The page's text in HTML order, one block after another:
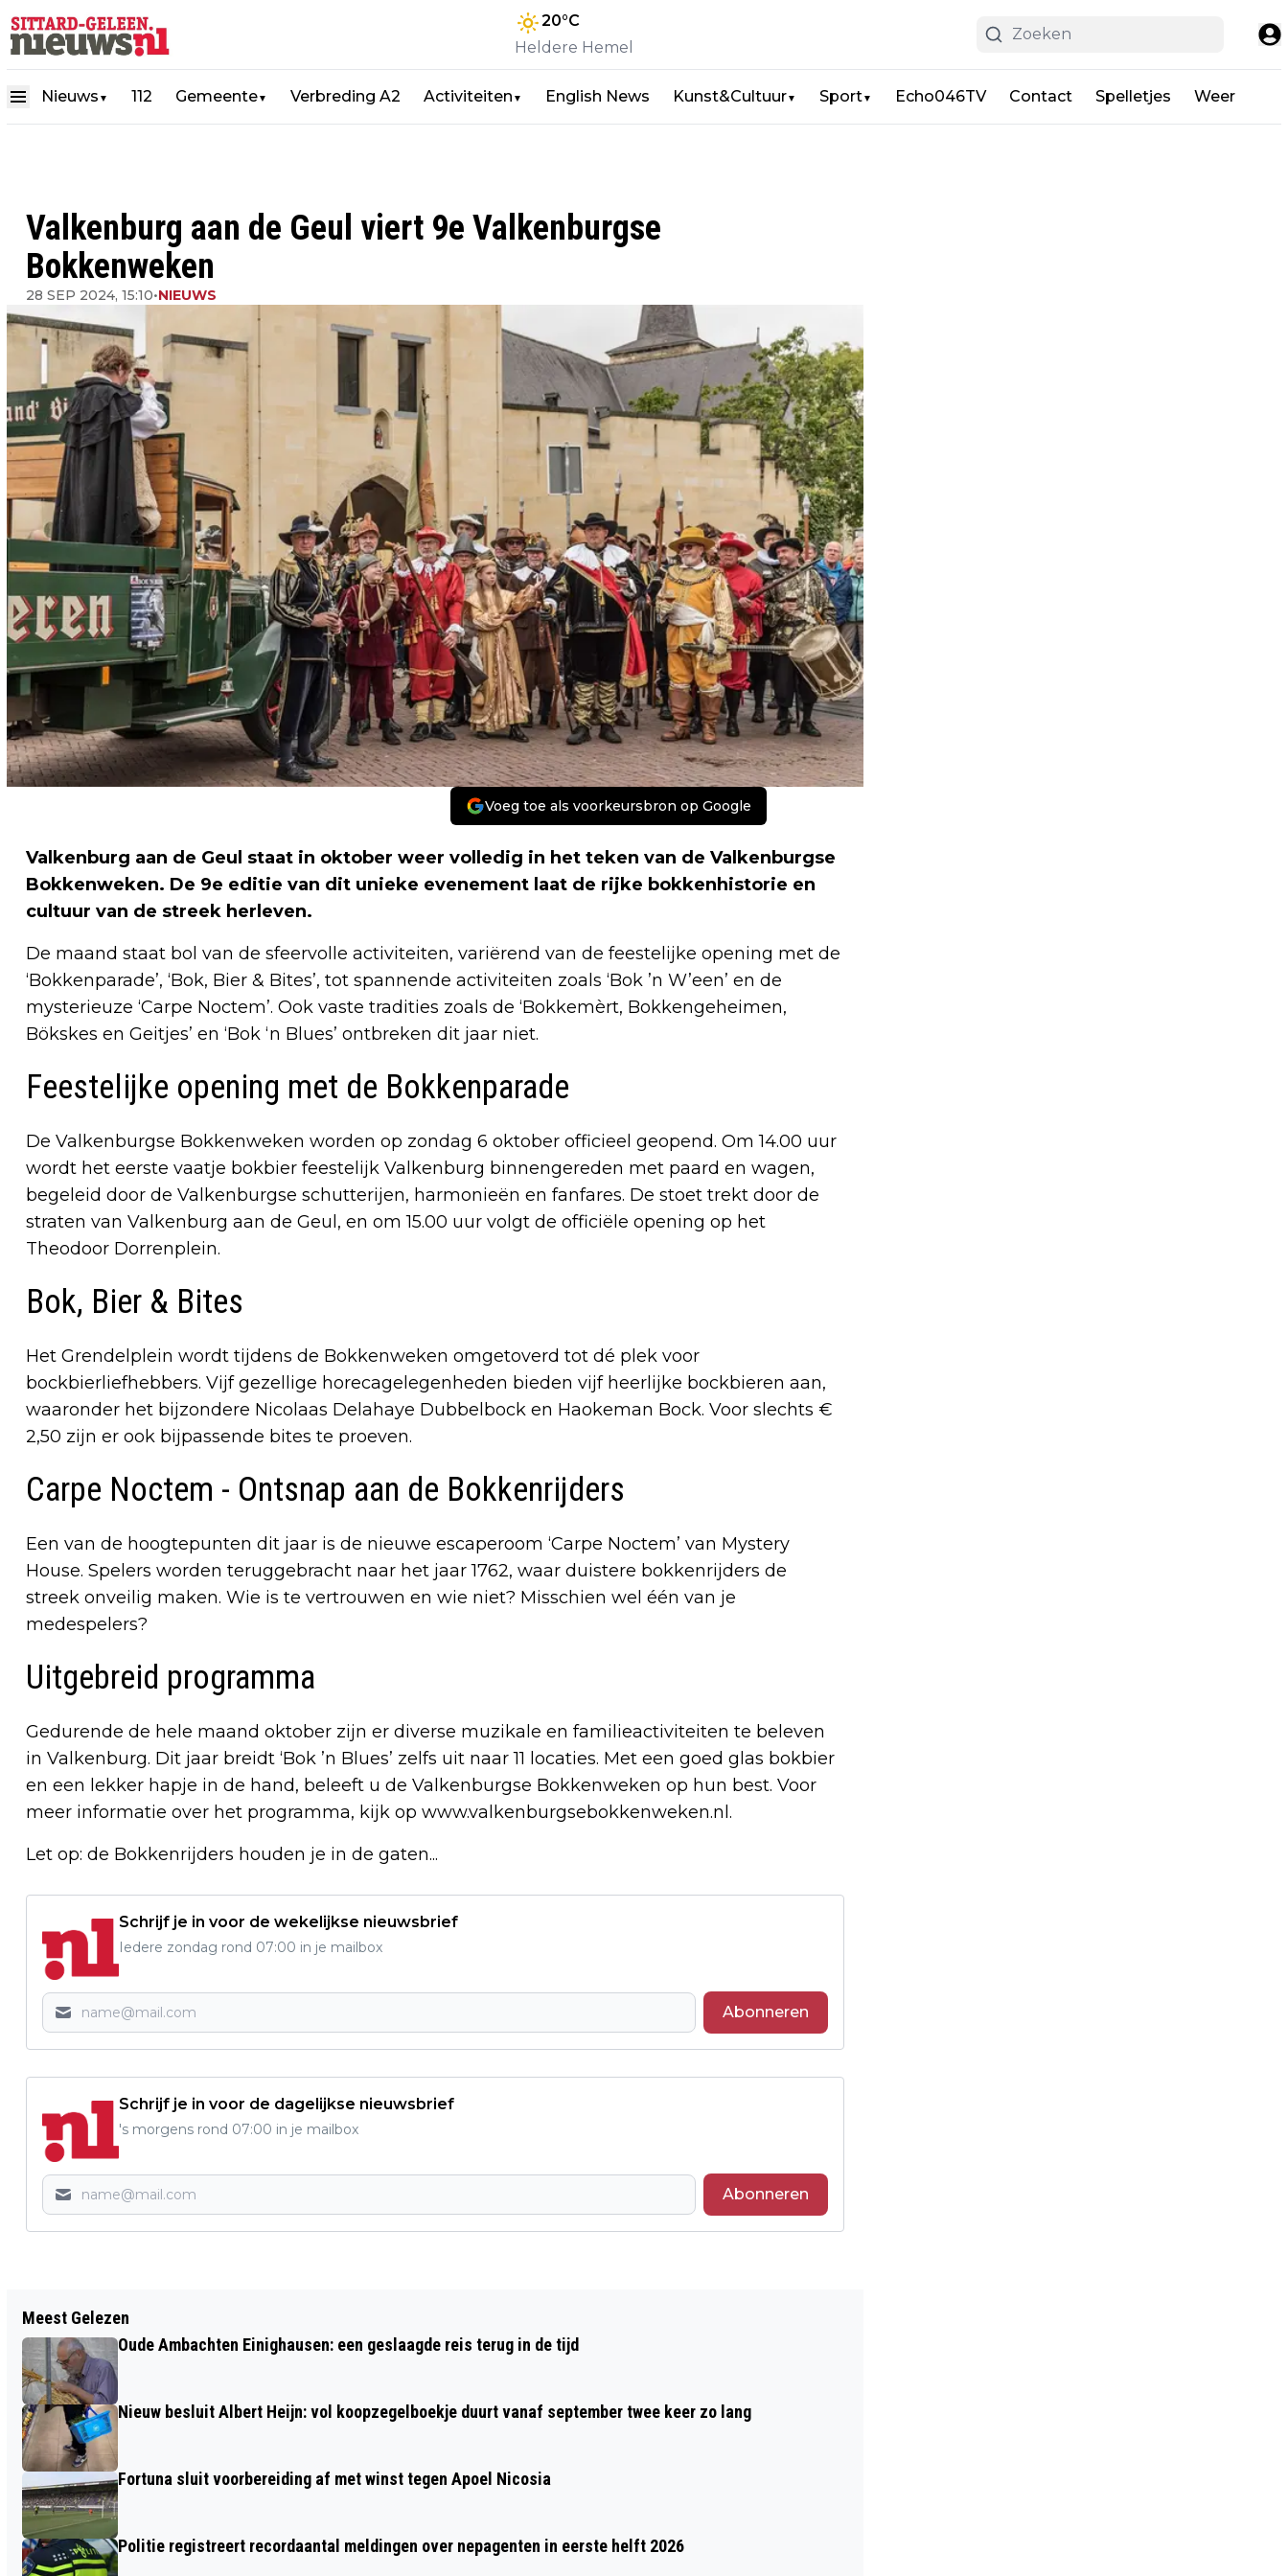
20°C
Heldere Hemel
Nieuws ▼ 112 Gemeente▼ Verbreding A2 Activiteiten ▼ English News Kunst&Cultuur▼ Sport▼ Echo046TV Contact Spelletjes Weer
Valkenburg aan de Geul viert 9e Valkenburgse
Bokkenweken
28 SEP 2024, 15:10•NIEUWS
Voeg toe als voorkeursbron op Google
Valkenburg aan de Geul staat in oktober weer volledig in het teken van de Valkenburgse
Bokkenweken. De 9e editie van dit unieke evenement laat de rijke bokkenhistorie en
cultuur van de streek herleven.
De maand staat bol van de sfeervolle activiteiten, variërend van de feestelijke opening met de
‘Bokkenparade’, ‘Bok, Bier & Bites’, tot spannende activiteiten zoals ‘Bok ’n W’een’ en de
mysterieuze ‘Carpe Noctem’. Ook vaste tradities zoals de ‘Bokkemèrt, Bokkengeheimen,
Bökskes en Geitjes’ en ‘Bok ‘n Blues’ ontbreken dit jaar niet.
Feestelijke opening met de Bokkenparade
De Valkenburgse Bokkenweken worden op zondag 6 oktober officieel geopend. Om 14.00 uur
wordt het eerste vaatje bokbier feestelijk Valkenburg binnengereden met paard en wagen,
begeleid door de Valkenburgse schutterijen, harmonieën en fanfares. De stoet trekt door de
straten van Valkenburg aan de Geul, en om 15.00 uur volgt de officiële opening op het
Theodoor Dorrenplein.
Bok, Bier & Bites
Het Grendelplein wordt tijdens de Bokkenweken omgetoverd tot dé plek voor
bockbierliefhebbers. Vijf gezellige horecagelegenheden bieden vijf heerlijke bockbieren aan,
waaronder het bijzondere Nicolaas Delahaye Dubbelbock en Haokeman Bock. Voor slechts €
2,50 zijn er ook bijpassende bites te proeven.
Carpe Noctem - Ontsnap aan de Bokkenrijders
Een van de hoogtepunten dit jaar is de nieuwe escaperoom ‘Carpe Noctem’ van Mystery
House. Spelers worden teruggebracht naar het jaar 1762, waar duistere bokkenrijders de
streek onveilig maken. Wie is te vertrouwen en wie niet? Misschien wel één van je
medespelers?
Uitgebreid programma
Gedurende de hele maand oktober zijn er diverse muzikale en familieactiviteiten te beleven
in Valkenburg. Dit jaar breidt ‘Bok ’n Blues’ zelfs uit naar 11 locaties. Met een goed glas bokbier
en een lekker hapje in de hand, beleeft u de Valkenburgse Bokkenweken op hun best. Voor
meer informatie over het programma, kijk op www.valkenburgsebokkenweken.nl.
Let op: de Bokkenrijders houden je in de gaten...
Schrijf je in voor de wekelijkse nieuwsbrief
Iedere zondag rond 07:00 in je mailbox
Abonneren
Schrijf je in voor de dagelijkse nieuwsbrief
's morgens rond 07:00 in je mailbox
Abonneren
WEDSTRIJDPROGRAMMA SNACKPOINT
EATERS LIMBURG SEIZOEN 2024-2025
HET OUDE SALVIUSKERKJE IN
Meest Gelezen
Oude Ambachten Einighausen: een geslaagde reis terug in de tijd
Nieuw besluit Albert Heijn: vol koopzegelboekje duurt vanaf september twee keer zo lang
Fortuna sluit voorbereiding af met winst tegen Apoel Nicosia
Politie registreert recordaantal meldingen over nepagenten in eerste helft 2026